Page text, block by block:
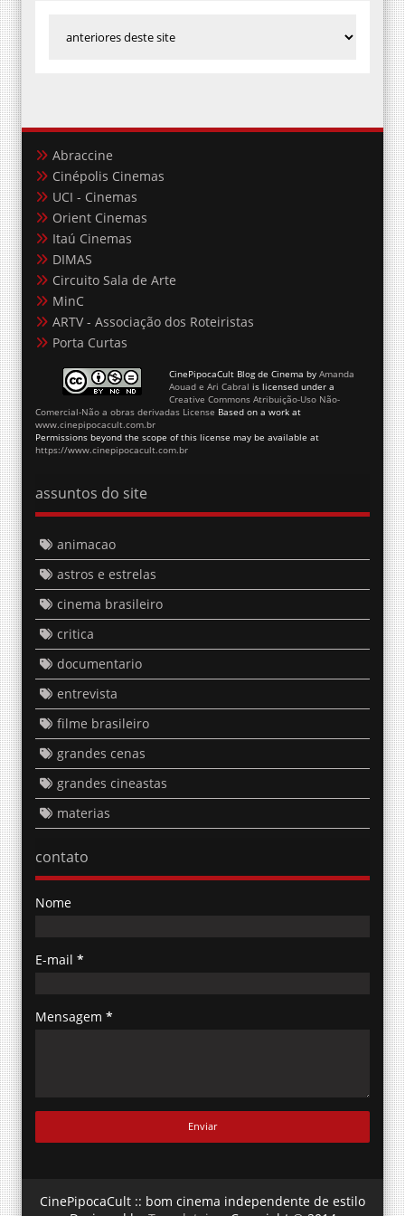
Abraccine
Cinépolis Cinemas
UCI - Cinemas
Orient Cinemas
Itaú Cinemas
DIMAS
Circuito Sala de Arte
MinC
ARTV - Associação dos Roteiristas
Porta Curtas
CinePipocaCult Blog de Cinema by Amanda
Aouad e Ari Cabral is licensed under a
Creative Commons Atribuição-Uso Não-
Comercial-Não a obras derivadas License Based on a work at
www.cinepipocacult.com.br
Permissions beyond the scope of this license may be available at
https://www.cinepipocacult.com.br
assuntos do site
animacao
astros e estrelas
cinema brasileiro
critica
documentario
entrevista
filme brasileiro
grandes cenas
grandes cineastas
materias
contato
Nome
E-mail *
Mensagem *
CinePipocaCult :: bom cinema independente de estilo